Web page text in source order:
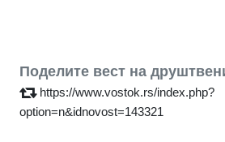
Поделите вест на
https://www.vostok.rs/index.php?
option=n&idnovost=143321